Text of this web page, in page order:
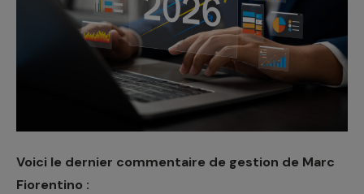
Voici le dernier commentaire de gestion de Marc
Fiorentino :